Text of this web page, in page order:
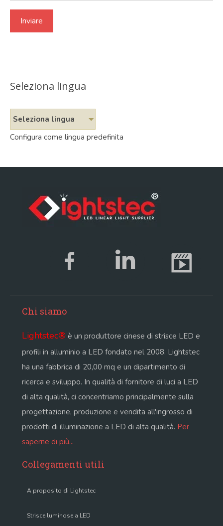
Seleziona lingua
Seleziona lingua
Configura come lingua predefinita
Chi siamo
Lightstec® è un produttore cinese di strisce LED e
profili in alluminio a LED fondato nel 2008. Lightstec
ha una fabbrica di 20,00 mq e un dipartimento di
ricerca e sviluppo. In qualità di fornitore di luci a LED
di alta qualità, ci concentriamo principalmente sulla
progettazione, produzione e vendita all'ingrosso di
prodotti di illuminazione a LED di alta qualità. Per
saperne di più...
Collegamenti utili
A proposito di Lightstec
Strisce luminose a LED